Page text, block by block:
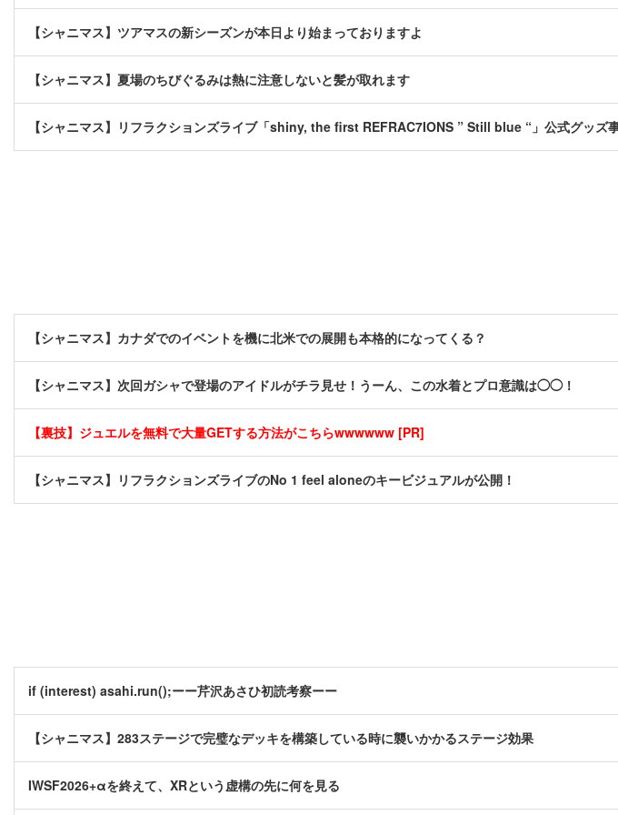
【シャニマス】ツアマスの新シーズンが本日より始まっておりますよ
【シャニマス】夏場のちびぐるみは熱に注意しないと髪が取れます
【シャニマス】リフラクションズライブ「shiny, the first REFRAC7IONS ” Still blue “」公式グッズ
【シャニマス】カナダでのイベントを機に北米での展開も本格的になってくる？
【シャニマス】次回ガシャで登場のアイドルがチラ見せ！うーん、この水着とプロ意識は◯◯！
【裏技】ジュエルを無料で大量GETする方法がこちらwwwwww [PR]
【シャニマス】リフラクションズライブのNo 1 feel aloneのキービジュアルが公開！
if (interest) asahi.run();ーー芹沢あさひ初読考察ーー
【シャニマス】283ステージで完璧なデッキを構築している時に襲いかかるステージ効果
IWSF2026+αを終えて、XRという虚構の先に何を見る